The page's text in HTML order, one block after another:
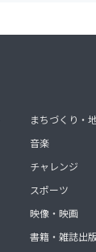
まちづくり・
音楽
チャレンジ
スポーツ
映像・映画
書籍・雑誌出